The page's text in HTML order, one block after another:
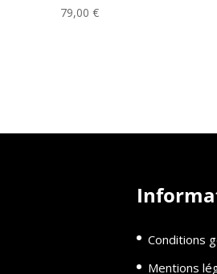
79,00 €
Conditions
Mentions